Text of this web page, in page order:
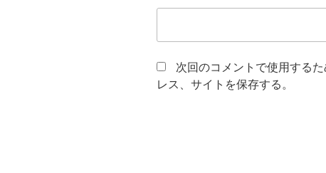
次回のコメントで使用する
レス、サイトを保存する。